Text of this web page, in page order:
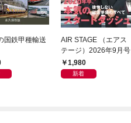
国鉄甲種輸送
AIR STAGE （エアス
テージ）2026年9月号
1,980
新着